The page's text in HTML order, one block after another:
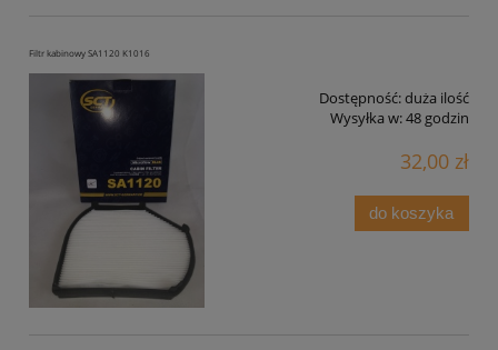
Filtr kabinowy SA1120 K1016
Dostępność:duża ilość
Wysyłka w:48 godzin
32,00 zł
do koszyka